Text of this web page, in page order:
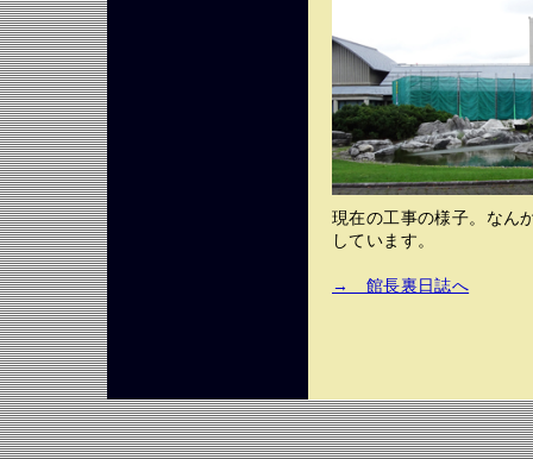
現在の工事の様子。なん
しています。
→ 館長裏日誌へ